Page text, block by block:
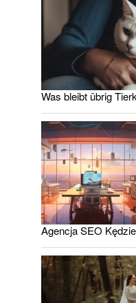
Was bleibt übrig
Agencja SEO